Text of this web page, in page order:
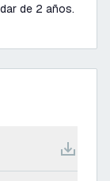
de 2 años.